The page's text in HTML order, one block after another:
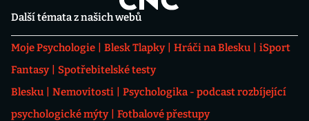
Další témata z našich webů
Moje Psychologie Blesk Tlapky Hráči na Blesku
iSport
Fantasy
Spotřebitelské testy
Blesku
Nemovitosti
Psychologika - podcast rozbíjející
psychologické mýty
Fotbalové přestupy